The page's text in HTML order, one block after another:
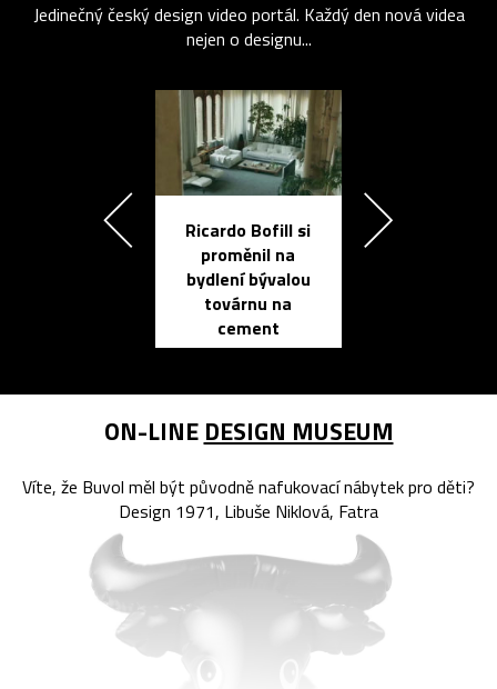
Jedinečný český design video portál. Každý den nová videa
nejen o designu...
Ricardo Bofill si
proměnil na
bydlení bývalou
továrnu na
cement
ON-LINE DESIGN MUSEUM
Víte, že Buvol měl být původně nafukovací nábytek pro děti?
Design 1971, Libuše Niklová, Fatra